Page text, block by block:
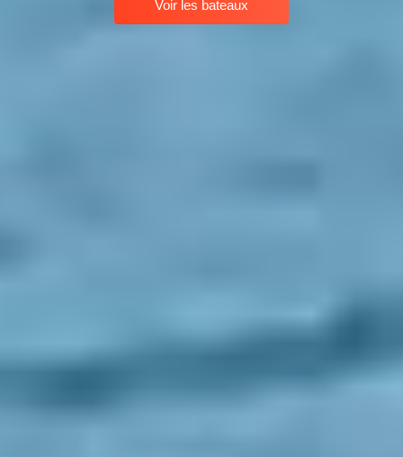
Voir les bateaux